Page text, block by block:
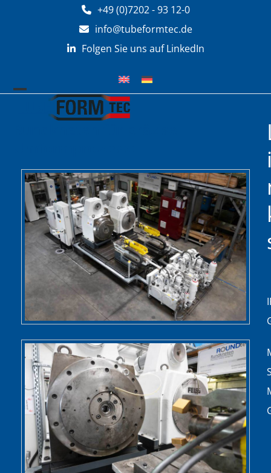
+49 (0)7202 - 93 12-0
info@tubeformtec.de
Folgen Sie uns auf LinkedIn
Mobiles
Mobiles